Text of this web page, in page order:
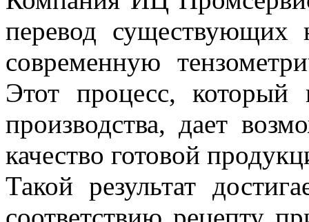
перевод существующих
современную
Этот процесс, который
производства, дает
качество готовой
Такой результат